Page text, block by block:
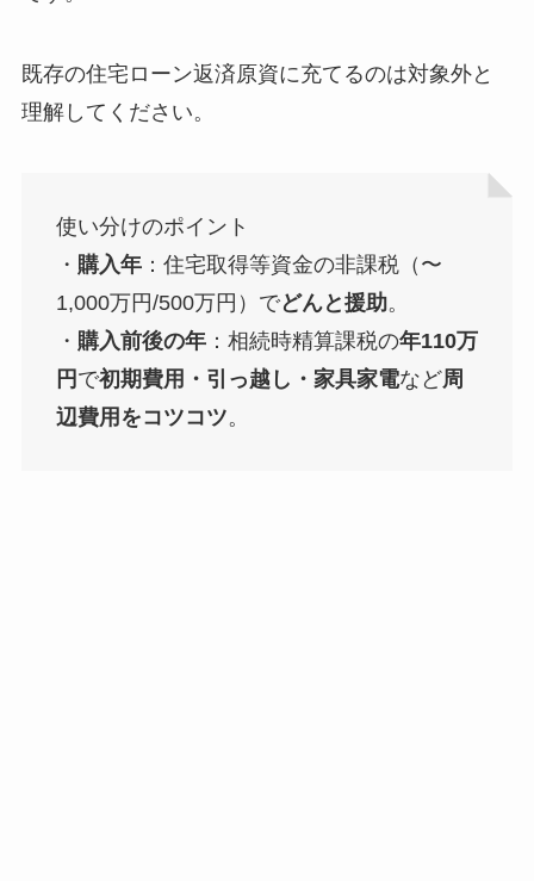
既存の住宅ローン返済原資に充てるのは対象外と
理解してください。
使い分けのポイント
・ 購入年：住宅取得等資金の非課税（〜
1,000万円/500万円）でどんと援助。
・ 購入前後の年：相続時精算課税の年110万
円 で初期費用・引っ越し・家具家電など周
辺費用をコツコツ。